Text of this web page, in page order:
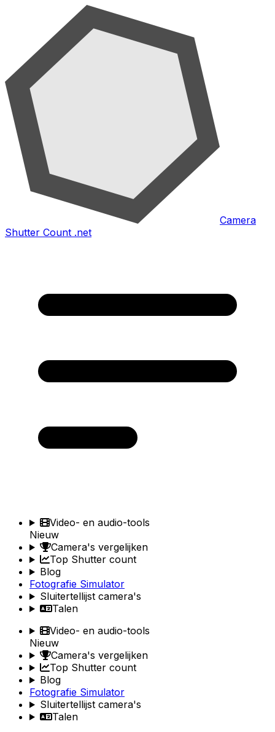
Camera
Shutter Count .net
Video- en audio-tools
Nieuw
Camera's vergelijken
Top Shutter count
Blog
Fotografie Simulator
Sluitertellijst camera's
Talen
Video- en audio-tools
Nieuw
Camera's vergelijken
Top Shutter count
Blog
Fotografie Simulator
Sluitertellijst camera's
Talen